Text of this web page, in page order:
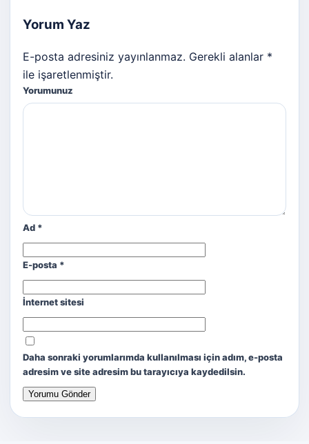
Yorum Yaz
E-posta adresiniz yayınlanmaz. Gerekli alanlar *
ile işaretlenmiştir.
Yorumunuz
Ad *
E-posta *
İnternet sitesi
Daha sonraki yorumlarımda kullanılması için adım, e-posta
adresim ve site adresim bu tarayıcıya kaydedilsin.